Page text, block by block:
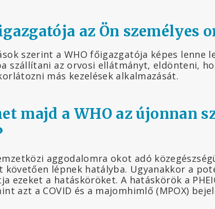
az Ön személyes
szerint a WHO főigazgatója képes lenne
szállítani az orvosi ellátmányt, eldönteni,
más kezelések alkalmazását.
majd a WHO az újonnan
aggodalomra okot adó
követően lépnek hatályba. Ugyanakkor a
ezeket a hatásköröket. A hatáskörök a
azt a COVID és a majomhimlő (MPOX)